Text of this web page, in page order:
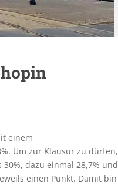
einem
Um zur Klausur zu dürfen,
dazu einmal 28,7% und
einen Punkt. Damit bin